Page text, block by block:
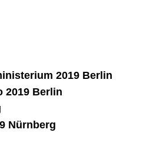
2019 Berlin
2019 Berlin
Nürnberg